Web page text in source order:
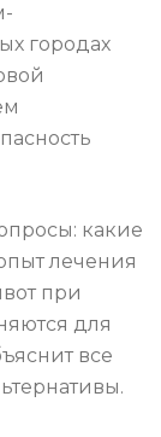
городах
какие
лечения
при
для
все